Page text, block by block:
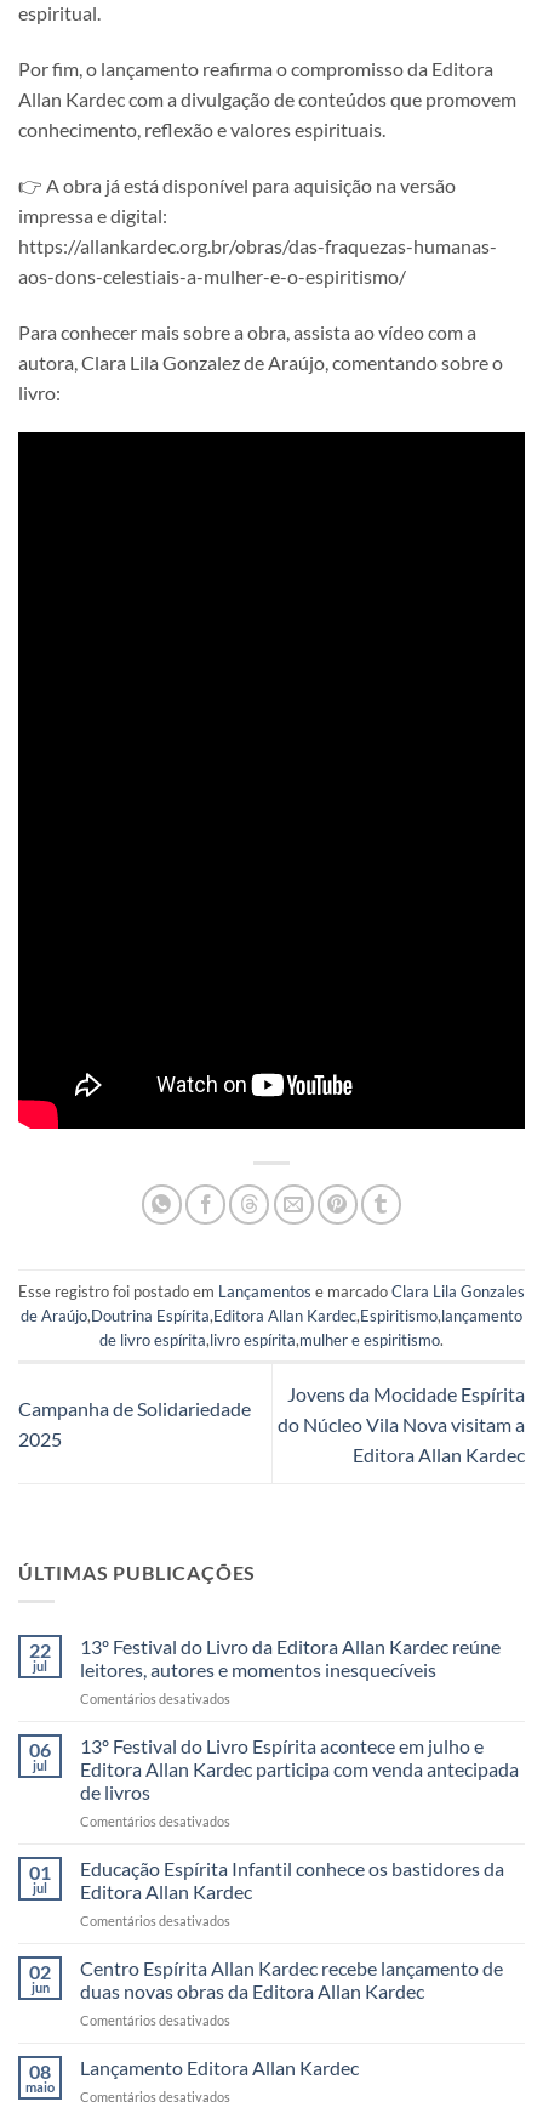
espiritual.
Por fim, o lançamento reafirma o compromisso da Editora
Allan Kardec com a divulgação de conteúdos que promovem
conhecimento, reflexão e valores espirituais.
👉 A obra já está disponível para aquisição na versão
impressa e digital:
https://allankardec.org.br/obras/das-fraquezas-humanas-
aos-dons-celestiais-a-mulher-e-o-espiritismo/
Para conhecer mais sobre a obra, assista ao vídeo com a
autora, Clara Lila Gonzalez de Araújo, comentando sobre o
livro:
Esse registro foi postado em Lançamentos e marcadoClara Lila Gonzales
de Araújo,Doutrina Espírita,Editora Allan Kardec,Espiritismo,lançamento
de livro espírita,livro espírita,mulher e espiritismo.
Campanha de Solidariedade
2025
Jovens da Mocidade Espírita
do Núcleo Vila Nova visitam a
Editora Allan Kardec
ÚLTIMAS PUBLICAÇÕES
22
jul
13º Festival do Livro da Editora Allan Kardec reúne
leitores, autores e momentos inesquecíveis
Comentários desativados
Festival
Livro
Editora
Kardec
reúne
leitores,
autores
momentos
inesquecíveis
06
jul
13º Festival do Livro Espírita acontece em julho e
Editora Allan Kardec participa com venda antecipada
de livros
Comentários desativados
Festival
Livro
Espírita
em
julho
Editora
Kardec
01
jul
Educação Espírita Infantil conhece os bastidores da
Editora Allan Kardec
Comentários desativados
Espírita
conhece
os
da
02
jun
Centro Espírita Allan Kardec recebe lançamento de
duas novas obras da Editora Allan Kardec
Comentários desativados
Espírita
08
maio
Lançamento Editora Allan Kardec
Comentários desativados